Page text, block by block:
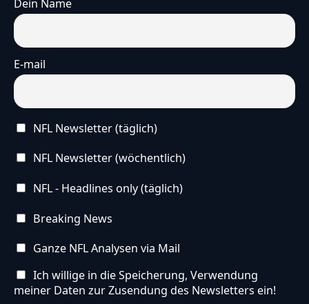
Dein Name
E-mail
NFL Newsletter (täglich)
NFL Newsletter (wöchentlich)
NFL - Headlines only (täglich)
Breaking News
Ganze NFL Analysen via Mail
Ich willige in die Speicherung, Verwendung
meiner Daten zur Zusendung des Newsletters ein!